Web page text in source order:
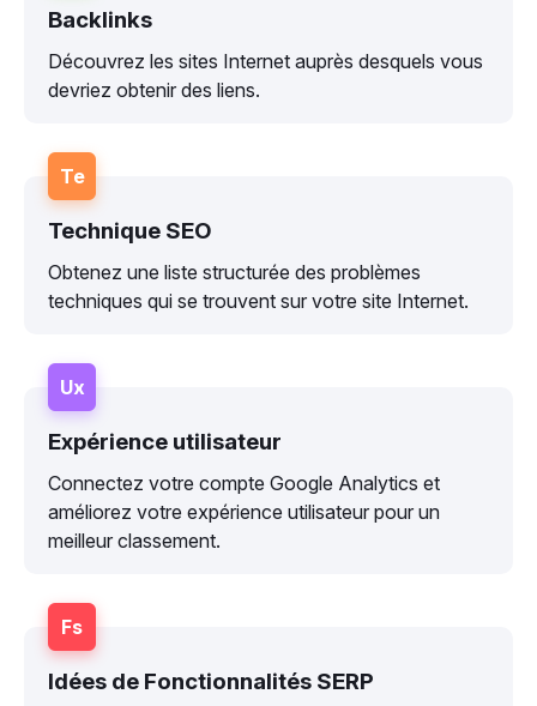
Backlinks
Découvrez les sites Internet auprès desquels vous
devriez obtenir des liens.
Te
Technique SEO
Obtenez une liste structurée des problèmes
techniques qui se trouvent sur votre site Internet.
Ux
Expérience utilisateur
Connectez votre compte Google Analytics et
améliorez votre expérience utilisateur pour un
meilleur classement.
Fs
Idées de Fonctionnalités SERP